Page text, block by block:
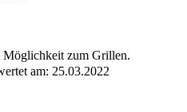
Möglichkeit zum Grillen.
am: 25.03.2022